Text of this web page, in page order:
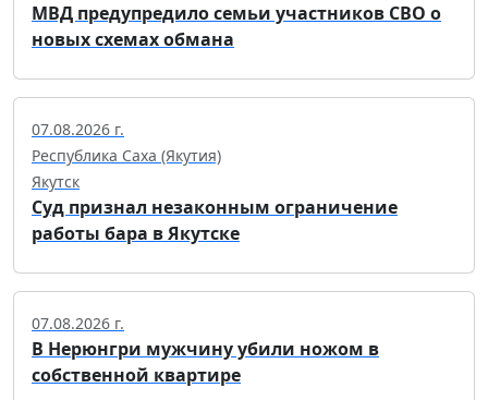
МВД предупредило семьи участников СВО о
новых схемах обмана
07.08.2026 г.
Республика Саха (Якутия)
Якутск
Суд признал незаконным ограничение
работы бара в Якутске
07.08.2026 г.
В Нерюнгри мужчину убили ножом в
собственной квартире